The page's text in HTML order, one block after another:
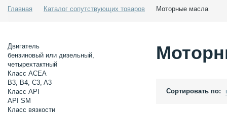
Главная Каталог сопутствующих товаров Моторные масла
Двигатель
бензиновый или дизельный,
четырехтактный
Класс ACEA
B3, B4, C3, A3
Класс API
API SM
Класс вязкости
Сортировать по: